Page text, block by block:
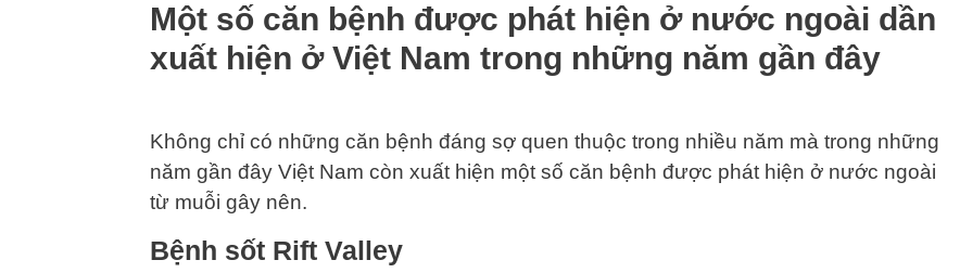
Một số căn bệnh được phát hiện ở nước ngoài dần
xuất hiện ở Việt Nam trong những năm gần đây
Không chỉ có những căn bệnh đáng sợ quen thuộc trong nhiều năm mà trong những
năm gần đây Việt Nam còn xuất hiện một số căn bệnh được phát hiện ở nước ngoài
từ muỗi gây nên.
Bệnh sốt Rift Valley